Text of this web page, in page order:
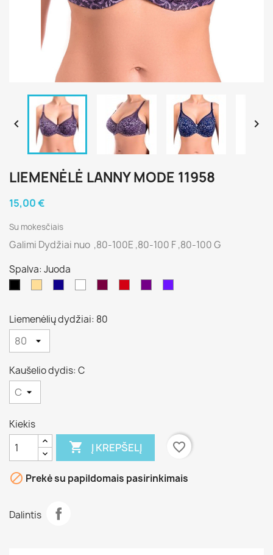
 
LIEMENĖLĖ LANNY MODE 11958
15,00 €
Su mokesčiais
Galimi Dydžiai nuo ,80-100E ,80-100 F ,80-100 G
Spalva: Juoda
Liemenėlių dydžiai: 80
Kaušelio dydis: C
Kiekis
 Į KREPŠELĮ favorite_border
 Prekė su papildomais pasirinkimais
Dalintis